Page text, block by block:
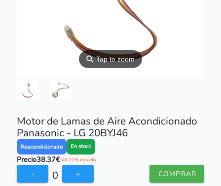
⚲Tap to zoom
Motor de Lamas de Aire Acondicionado
Panasonic - LG 20BYJ46
Reacondicionado En stock
Precio38.37€IVA 21% incluido
- 0 + COMPRAR